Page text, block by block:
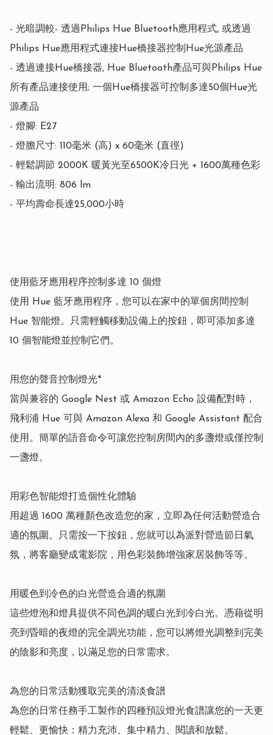
- 光暗調較- 透過Philips Hue Bluetooth應用程式, 或透過
Philips Hue應用程式連接Hue橋接器控制Hue光源產品
- 透過連接Hue橋接器, Hue Bluetooth產品可與Philips Hue
所有產品連接使用; 一個Hue橋接器可控制多達50個Hue光
源產品
- 燈腳: E27
- 燈膽尺寸: 110毫米 (高) x 60毫米 (直徑)
- 輕鬆調節 2000K 暖黃光至6500K冷日光 + 1600萬種色彩
- 輸出流明: 806 lm
- 平均壽命長達25,000小時
使用藍牙應用程序控制多達 10 個燈
使用 Hue 藍牙應用程序，您可以在家中的單個房間控制
Hue 智能燈。只需輕觸移動設備上的按鈕，即可添加多達
10 個智能燈並控制它們。
用您的聲音控制燈光*
當與兼容的 Google Nest 或 Amazon Echo 設備配對時，
飛利浦 Hue 可與 Amazon Alexa 和 Google Assistant 配合
使用。簡單的語音命令可讓您控制房間內的多盞燈或僅控制
一盞燈。
用彩色智能燈打造個性化體驗
用超過 1600 萬種顏色改造您的家，立即為任何活動營造合
適的氛圍。只需按一下按鈕，您就可以為派對營造節日氣
氛，將客廳變成電影院，用色彩裝飾增強家居裝飾等等。
用暖色到冷色的白光營造合適的氛圍
這些燈泡和燈具提供不同色調的暖白光到冷白光。憑藉從明
亮到昏暗的夜燈的完全調光功能，您可以將燈光調整到完美
的陰影和亮度，以滿足您的日常需求。
為您的日常活動獲取完美的清淡食譜
為您的日常任務手工製作的四種預設燈光食譜讓您的一天更
輕鬆、更愉快：精力充沛、集中精力、閱讀和放鬆。